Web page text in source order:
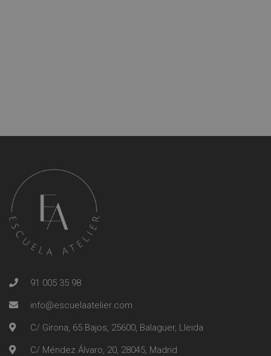
91 005 35 98
info@escuelaatelier.com
C/ Girona, 65 Bajos, 25600, Balaguer, Lleida
C/ Méndez Álvaro, 20, 28045, Madrid